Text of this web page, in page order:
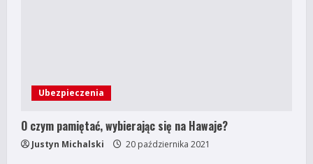
Ubezpieczenia
O czym pamiętać, wybierając się na Hawaje?
Justyn Michalski 20 października 2021